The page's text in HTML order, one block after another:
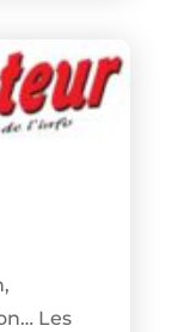
Les